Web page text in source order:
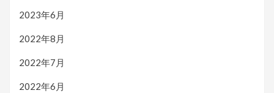
2023年6月
2022年8月
2022年7月
2022年6月